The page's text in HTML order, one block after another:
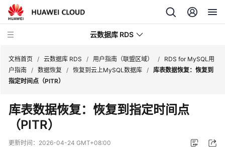
云数据库 RDS
产
品
介
文档首页 / 云数据库 RDS / 用户指南（联盟区域） /
RDS for MySQL用
户指南 / 数据恢复 / 恢复到云上MySQL数据库 / 库表数据恢复：恢复到
指定时间点（PITR）
库表数据恢复：恢复到指定时间点
（PITR）
更新时间： 2026-04-24 GMT+08:00